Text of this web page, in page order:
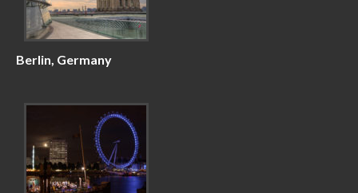
Berlin, Germany